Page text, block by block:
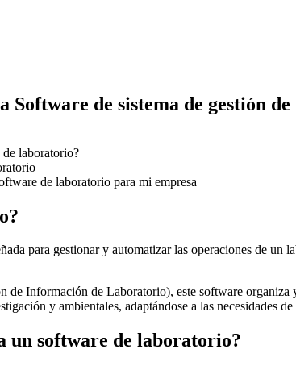
Software de sistema de gestión
laboratorio?
de laboratorio para mi empresa
para gestionar y automatizar las operaciones de
de Información de Laboratorio), este software
y ambientales, adaptándose a las necesidades de
un software de laboratorio?